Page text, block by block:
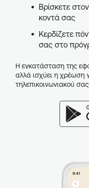
Βρίσκετε
κοντά σας
Κερδίζετε
σας στο
Η εγκατάσταση της
αλλά ισχύει η χρέωση
τηλεπικοινωνιακού